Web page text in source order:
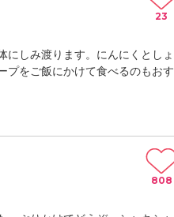
にしみ渡ります。にんにくとしょ
プをご飯にかけて食べるのもおす
23
808